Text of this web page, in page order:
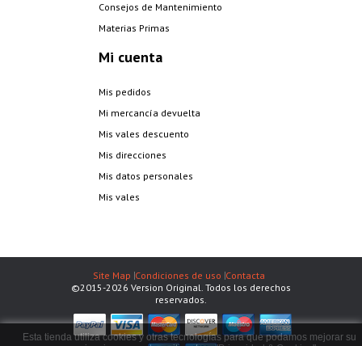
Consejos de Mantenimiento
Materias Primas
Mi cuenta
Mis pedidos
Mi mercancía devuelta
Mis vales descuento
Mis direcciones
Mis datos personales
Mis vales
Esta tienda utiliza cookies y otras tecnologías para que podamos mejorar su
Site Map Condiciones de uso Contacta
©2015-2026 Version Original. Todos los derechos
reservados.